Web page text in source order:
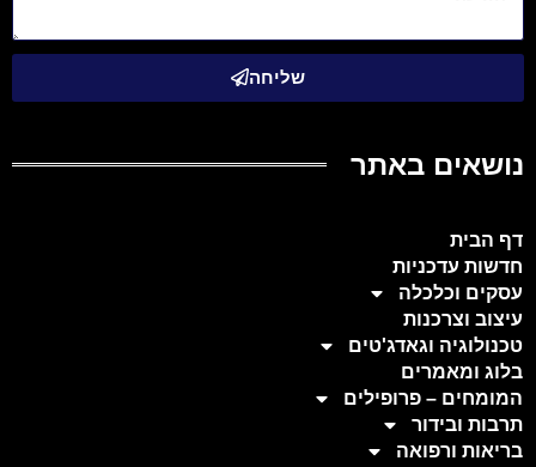
שליחה
נושאים באתר
דף הבית
חדשות עדכניות
עסקים וכלכלה
עיצוב וצרכנות
טכנולוגיה וגאדג'טים
בלוג ומאמרים
המומחים – פרופילים
תרבות ובידור
בריאות ורפואה